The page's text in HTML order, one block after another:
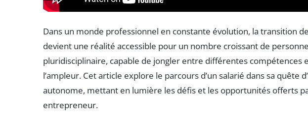
Dans un monde professionnel en constante évolution, la transition
devient une réalité accessible pour un nombre croissant de
pluridisciplinaire, capable de jongler entre différentes compétences
l’ampleur. Cet article explore le parcours d’un salarié dans sa quête
autonome, mettant en lumière les défis et les opportunités offerts
entrepreneur.